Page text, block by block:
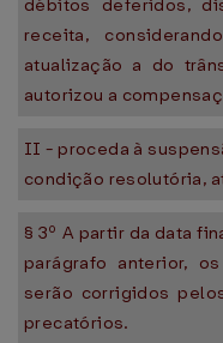
débitos deferidos,
receita,
atualização a do
autorizou a
II - proceda à
condição resolutória,
§ 3º A partir da data
parágrafo anterior,
serão corrigidos
precatórios.